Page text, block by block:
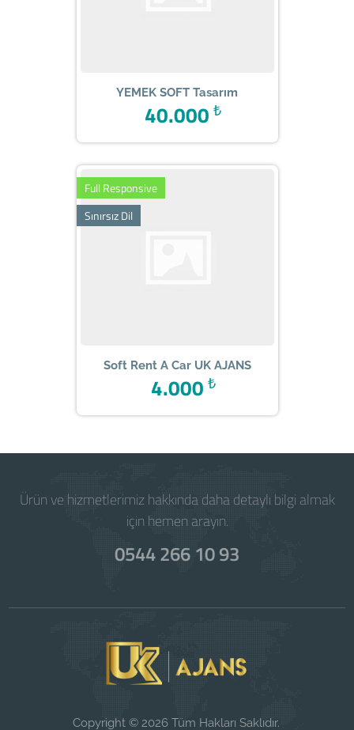
YEMEK SOFT Tasarım
₺
40.000
Full Responsive
Sınırsız Dil
Soft Rent A Car UK AJANS
₺
4.000
Ürün ve hizmetlerimiz hakkında daha detaylı bilgi almak
için hemen arayın.
0544 266 10 93
Copyright © 2026 Tüm Hakları Saklıdır.